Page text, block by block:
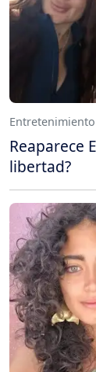
Entretenimiento
Reaparece
libertad?